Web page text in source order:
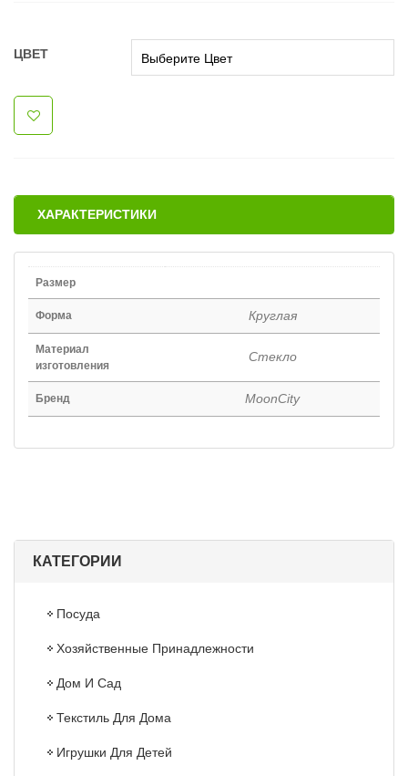
КАТЕГОРИИ
Посуда
Хозяйственные Принадлежности
Дом И Сад
Текстиль Для Дома
Игрушки Для Детей
ЦВЕТ
ХАРАКТЕРИСТИКИ
Размер
Форма Круглая
Материал
изготовления
Стекло
Бренд MoonCity